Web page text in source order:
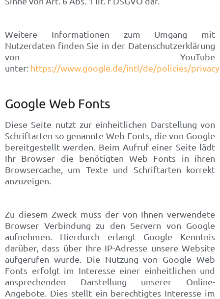
Weitere Informationen zum Umgang mit
Nutzerdaten finden Sie in der Datenschutzerklärung
von YouTube
unter: https://www.google.de/intl/de/policies/privacy
Google Web Fonts
Diese Seite nutzt zur einheitlichen Darstellung von
Schriftarten so genannte Web Fonts, die von Google
bereitgestellt werden. Beim Aufruf einer Seite lädt
Ihr Browser die benötigten Web Fonts in ihren
Browsercache, um Texte und Schriftarten korrekt
anzuzeigen.
Zu diesem Zweck muss der von Ihnen verwendete
Browser Verbindung zu den Servern von Google
aufnehmen. Hierdurch erlangt Google Kenntnis
darüber, dass über Ihre IP-Adresse unsere Website
aufgerufen wurde. Die Nutzung von Google Web
Fonts erfolgt im Interesse einer einheitlichen und
ansprechenden Darstellung unserer Online-
Angebote. Dies stellt ein berechtigtes Interesse im